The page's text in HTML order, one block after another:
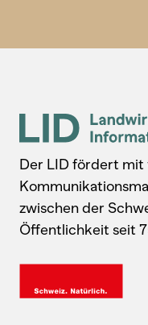
Der LID fördert mit
zwischen der
Öffentlichkeit seit